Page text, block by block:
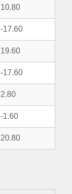
10.80
-17.60
19.60
-17.60
2.80
-1.60
20.80